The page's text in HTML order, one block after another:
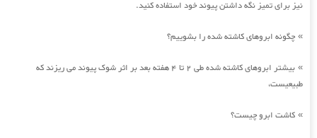
نیز برای تمیز نگه داشتن پیوند خود استفاده کنید.
» چگونه ابروهای کاشته شده را بشوییم؟
»
بیشتر ابروهای کاشته شده طی 2 تا 4 هفته بعد بر اثر شوک پیوند می ریزند که
طبیعیست،
» کاشت ابرو چیست؟